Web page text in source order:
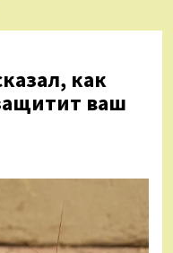
как
ваш